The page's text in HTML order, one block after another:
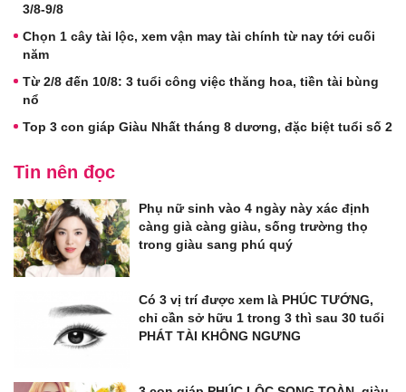
3/8-9/8
Chọn 1 cây tài lộc, xem vận may tài chính từ nay tới cuối
năm
Từ 2/8 đến 10/8: 3 tuổi công việc thăng hoa, tiền tài bùng
nổ
Top 3 con giáp Giàu Nhất tháng 8 dương, đặc biệt tuổi số 2
Tin nên đọc
Phụ nữ sinh vào 4 ngày này xác định
càng già càng giàu, sống trường thọ
trong giàu sang phú quý
Có 3 vị trí được xem là PHÚC TƯỚNG,
chỉ cần sở hữu 1 trong 3 thì sau 30 tuổi
PHÁT TÀI KHÔNG NGƯNG